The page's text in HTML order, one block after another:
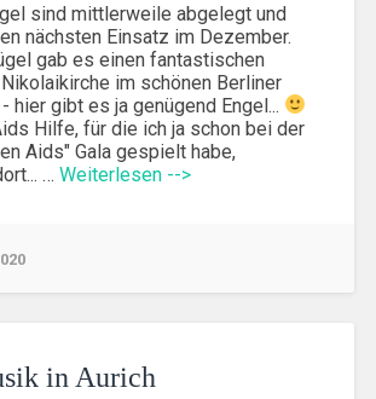
sind mittlerweile abgelegt und
nächsten Einsatz im Dezember.
gab es einen fantastischen
im schönen Berliner
hier gibt es ja genügend Engel...
Hilfe, für die ich ja schon bei der
Aids" Gala gespielt habe,
… Weiterlesen -->
in Aurich